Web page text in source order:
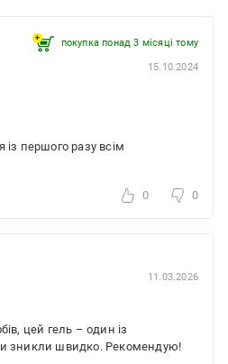
покупка понад 3 місяці тому
15.10.2024
із першого разу всім
0 0
11.03.2026
цей гель – один із
зникли швидко. Рекомендую!